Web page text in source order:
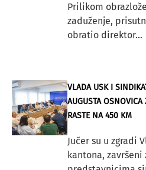
Prilikom
zaduženje,
obratio direktor...
VLADA USK I
AUGUSTA OSNOVICA
RASTE NA 450 KM
Jučer su u zgradi
kantona,